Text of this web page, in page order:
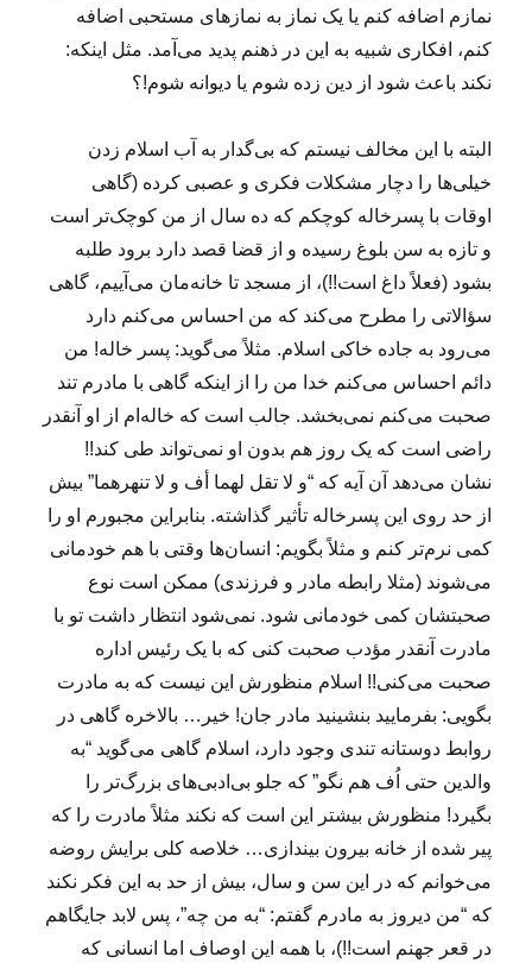
نمازم اضافه کنم یا یک نماز به نمازهای مستحبی اضافه
کنم، افکاری شبیه به این در ذهنم پدید می‌آمد. مثل اینکه:
نکند باعث شود از دین زده شوم یا دیوانه شوم!؟
البته با این مخالف نیستم که بی‌گدار به آب اسلام زدن
خیلی‌ها را دچار مشکلات فکری و عصبی کرده (گاهی
اوقات با پسرخاله کوچکم که ده سال از من کوچک‌تر است
و تازه به سن بلوغ رسیده و از قضا قصد دارد برود طلبه
بشود (فعلاً داغ است!!)، از مسجد تا خانه‌مان می‌آییم، گاهی
سؤالاتی را مطرح می‌کند که من احساس می‌کنم دارد
می‌رود به جاده خاکی اسلام. مثلاً می‌گوید: پسر خاله! من
دائم احساس می‌کنم خدا من را از اینکه گاهی با مادرم تند
صحبت می‌کنم نمی‌بخشد. جالب است که خاله‌ام از او آنقدر
راضی است که یک روز هم بدون او نمی‌تواند طی کند!!
نشان می‌دهد آن آیه که “و لا تقل لهما أف و لا تنهرهما” بیش
از حد روی این پسرخاله تأثیر گذاشته. بنابراین مجبورم او را
کمی نرم‌تر کنم و مثلاً بگویم: انسان‌ها وقتی با هم خودمانی
می‌شوند (مثلا رابطه مادر و فرزندی) ممکن است نوع
صحبتشان کمی خودمانی شود. نمی‌شود انتظار داشت تو با
مادرت آنقدر مؤدب صحبت کنی که با یک رئیس اداره
صحبت می‌کنی!! اسلام منظورش این نیست که به مادرت
بگویی: بفرمایید بنشینید مادر جان! خیر… بالاخره گاهی در
روابط دوستانه تندی وجود دارد، اسلام گاهی می‌گوید “به
والدین حتی اُف هم نگو” که جلو بی‌ادبی‌های بزرگ‌تر را
بگیرد! منظورش بیشتر این است که نکند مثلاً مادرت را که
پیر شده از خانه بیرون بیندازی… خلاصه کلی برایش روضه
می‌خوانم که در این سن و سال، بیش از حد به این فکر نکند
که “من دیروز به مادرم گفتم: “به من چه”، پس لابد جایگاهم
در قعر جهنم است!!)، با همه این اوصاف اما انسانی که